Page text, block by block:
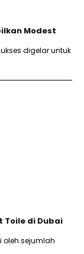
Modest
digelar untuk
Toile di Dubai
oleh sejumlah